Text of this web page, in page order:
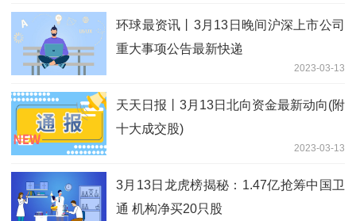
环球最资讯丨3月13日晚间沪深上市公司
重大事项公告最新快递
2023-03-13
天天日报丨3月13日北向资金最新动向(附
十大成交股)
2023-03-13
3月13日龙虎榜揭秘：1.47亿抢筹中国卫
通 机构净买20只股